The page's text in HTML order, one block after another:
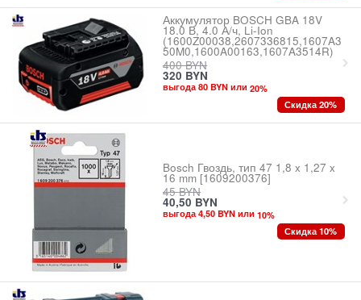
Аккумулятор BOSCH GBA 18V
18.0 В, 4.0 А/ч, Li-Ion
(1600Z00038,2607336815,1607A3
50M0,1600A00163,1607A3514R)
400 BYN
320 BYN
выгода 80 BYN или 20%
Скидка 20%
Bosch Гвоздь, тип 47 1,8 x 1,27 x
16 mm [1609200376]
45 BYN
40,50 BYN
выгода 4,50 BYN или 10%
Скидка 10%